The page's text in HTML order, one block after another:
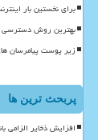
برای نخستین بار
بهترین روش دسترسی
زیر پوست پیامرسان
پربحث ترین ها
افزایش ذخایر الزامی